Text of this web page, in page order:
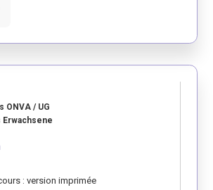
ONVA / UG
Erwachsene
: version imprimée